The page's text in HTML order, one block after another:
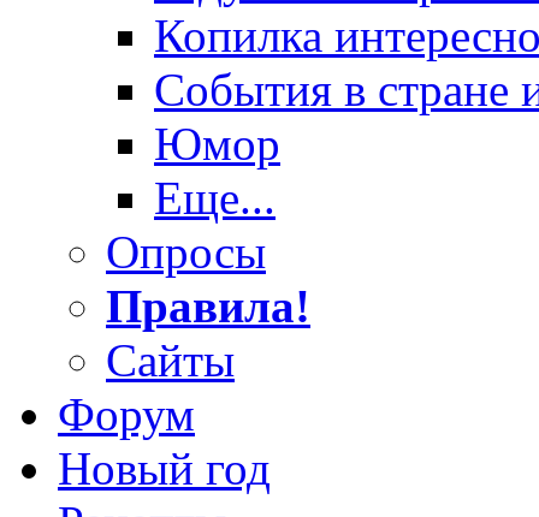
Копилка
События в стране
Юмор
Еще...
Опросы
Правила!
Сайты
Форум
Новый год